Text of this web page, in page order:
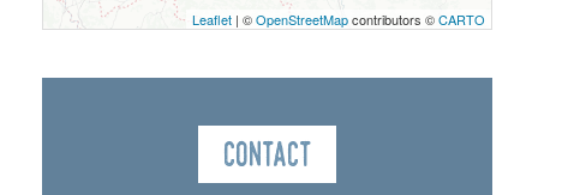
Leaflet | ©OpenStreetMapcontributors ©CARTO
Contact